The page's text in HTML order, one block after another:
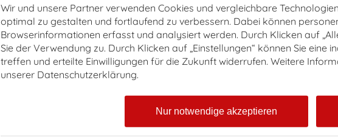
Badezimmer bis zum sonnenverwöhnten
Balkon fühlen Sie sich rundum wohl.
(Innerhalb dieser Kategorie gibt es Zimmer
mit verschiedenen Einrichtungsstilen &
Aussichten)
Doppelbett (Maße: 180 x 200 cm)
Großer Balkon
Wir und unsere Partner verwenden Cookies und vergleichbare
optimal zu gestalten und fortlaufend zu verbessern. Dabei können
Browserinformationen erfasst und analysiert werden. Durch Klicken auf
Sie der Verwendung zu. Durch Klicken auf „Einstellungen“ können Sie eine
treffen und erteilte Einwilligungen für die Zukunft widerrufen. Weitere
unserer Datenschutzerklärung.
Nur notwendige akzeptieren